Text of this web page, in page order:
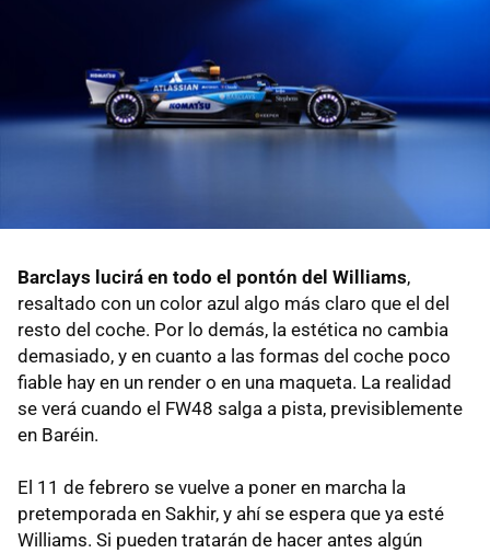
Barclays lucirá en todo el pontón del Williams,
resaltado con un color azul algo más claro que el del
resto del coche. Por lo demás, la estética no cambia
demasiado, y en cuanto a las formas del coche poco
fiable hay en un render o en una maqueta. La realidad
se verá cuando el FW48 salga a pista, previsiblemente
en Baréin.
El 11 de febrero se vuelve a poner en marcha la
pretemporada en Sakhir, y ahí se espera que ya esté
Williams. Si pueden tratarán de hacer antes algún